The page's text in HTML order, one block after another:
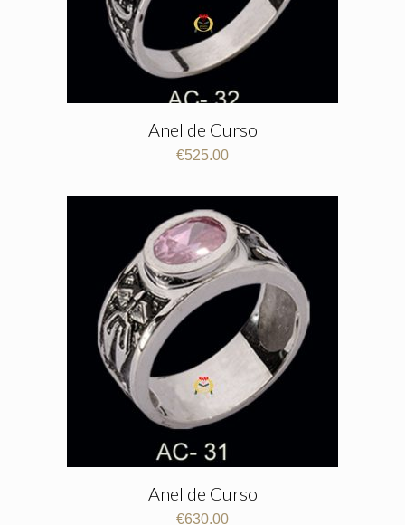
Anel de Curso
€525.00
Anel de Curso
€630.00